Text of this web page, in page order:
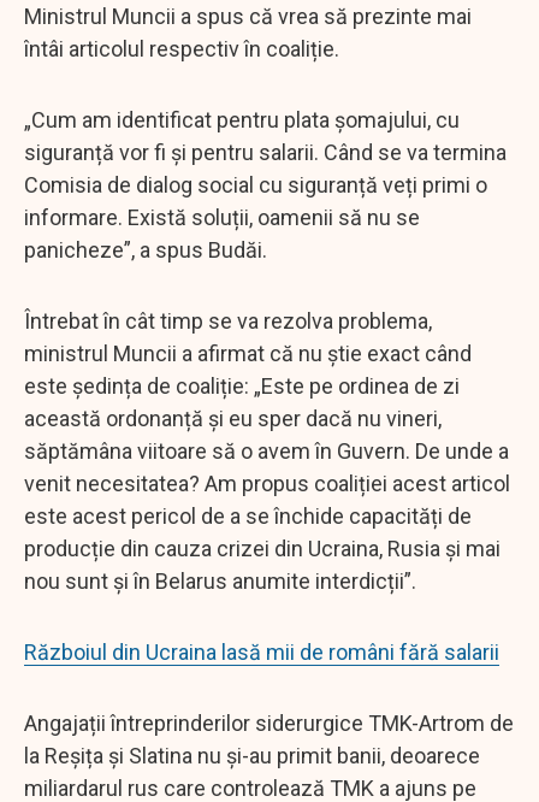
Ministrul Muncii a spus că vrea să prezinte mai
întâi articolul respectiv în coaliție.
„Cum am identificat pentru plata șomajului, cu
siguranță vor fi și pentru salarii. Când se va termina
Comisia de dialog social cu siguranță veți primi o
informare. Există soluții, oamenii să nu se
panicheze”, a spus Budăi.
Întrebat în cât timp se va rezolva problema,
ministrul Muncii a afirmat că nu știe exact când
este ședința de coaliție: „Este pe ordinea de zi
această ordonanță și eu sper dacă nu vineri,
săptămâna viitoare să o avem în Guvern. De unde a
venit necesitatea? Am propus coaliției acest articol
este acest pericol de a se închide capacități de
producție din cauza crizei din Ucraina, Rusia și mai
nou sunt și în Belarus anumite interdicții”.
Războiul din Ucraina lasă mii de români fără salarii
Angajații întreprinderilor siderurgice TMK-Artrom de
la Reșița și Slatina nu și-au primit banii, deoarece
miliardarul rus care controlează TMK a ajuns pe